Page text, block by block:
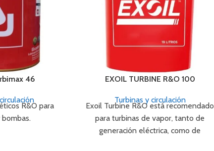
46
R&O para
EXOIL TURBINE R&O 100
Turbinas y circulación
Exoil Turbine R&O está recomendado
para turbinas de vapor, tanto de
generación eléctrica, como de